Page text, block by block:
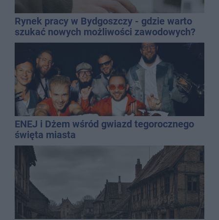
Rynek pracy w Bydgoszczy - gdzie warto
szukać nowych możliwości zawodowych?
ENEJ i Dżem wśród gwiazd tegorocznego
święta miasta